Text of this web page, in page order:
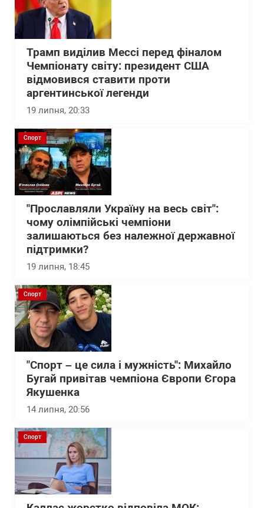
Трамп виділив Мессі перед фіналом
Чемпіонату світу: президент США
відмовився ставити проти
аргентинської легенди
19 липня, 20:33
Спорт
"Прославляли Україну на весь світ":
чому олімпійські чемпіони
залишаються без належної державної
підтримки?
19 липня, 18:45
Спорт
"Спорт – це сила і мужність": Михайло
Бугай привітав чемпіона Європи Єгора
Якушенка
14 липня, 20:56
Спорт